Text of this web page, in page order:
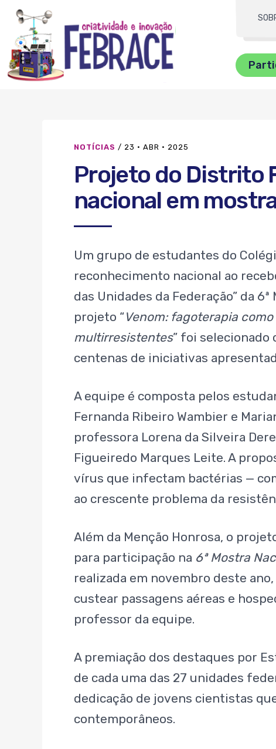
sua
busca
FEBRRACE
NOTÍCIAS / 23 · ABR · 2025
Projeto do Distrito
nacional em
Um grupo de estudantes do
reconhecimento nacional ao
das Unidades da Federação” da
projeto “Venom: fagoterapia
multirresistentes” foi selecionado
centenas de iniciativas
A equipe é composta pelos
Fernanda Ribeiro Wambier e
professora Lorena da Silveira
Figueiredo Marques Leite. A
vírus que infectam bactérias —
ao crescente problema da
Além da Menção Honrosa, o
para participação na 6ª Mostra
realizada em novembro deste
custear passagens aéreas e
professor da equipe.
A premiação dos destaques por
de cada uma das 27 unidades
dedicação de jovens cientistas
contemporâneos.